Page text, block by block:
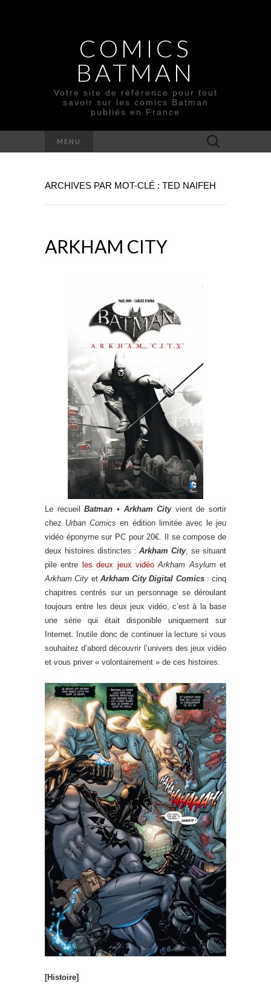
COMICS
BATMAN
Votre site de référence pour tout
savoir sur les comics Batman
publiés en France
MENU Rechercher :
ARCHIVES PAR MOT-CLÉ : TED NAIFEH
ARKHAM CITY
Le recueilBatman • Arkham Cityvient de sortir
chez Urban Comics en édition limitée avec le jeu
vidéo éponyme sur PC pour 20€. Il se compose de
deux histoires distinctes :Arkham City, se situant
pile entre
les deux jeux vidéo Arkham Asylumet
Arkham City et Arkham City Digital Comics: cinq
chapitres centrés sur un personnage se déroulant
toujours entre les deux jeux vidéo, c’est à la base
une série qui était disponible uniquement sur
Internet. Inutile donc de continuer la lecture si vous
souhaitez d’abord découvrir l’univers des jeux vidéo
et vous priver « volontairement » de ces histoires.
[Histoire]